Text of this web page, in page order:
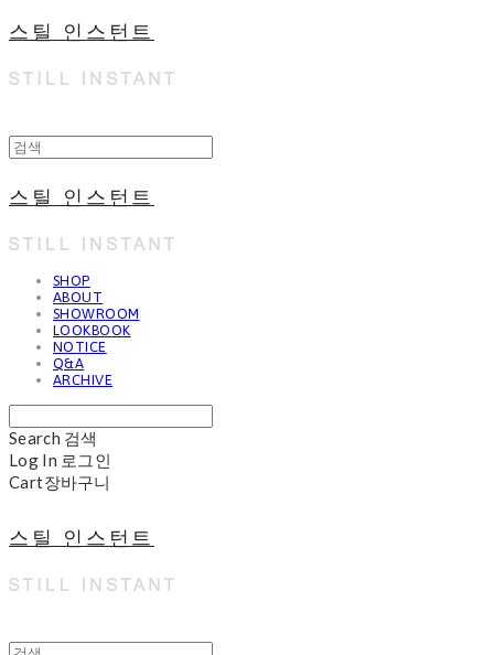
스틸 인스턴트
스틸 인스턴트
SHOP
ABOUT
SHOWROOM
LOOKBOOK
NOTICE
Q&A
ARCHIVE
Search 검색
Log In 로그인
Cart장바구니
스틸 인스턴트